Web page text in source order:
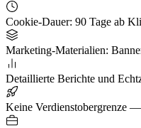
Cookie-Dauer: 90 Tage ab
Marketing-Materialien:
Detaillierte Berichte und
Keine Verdienstobergrenze